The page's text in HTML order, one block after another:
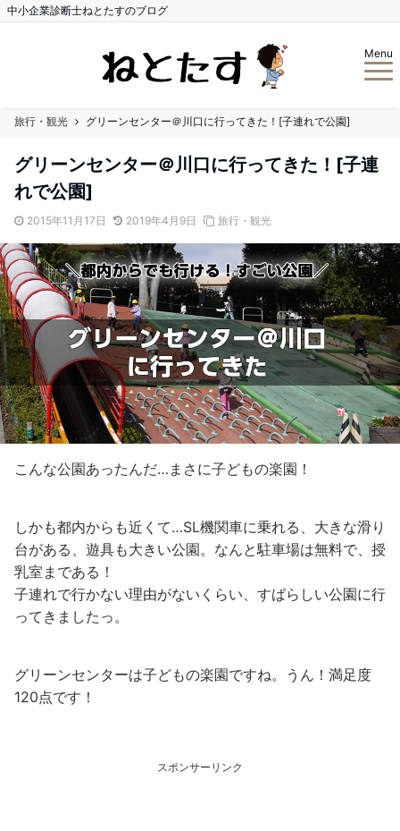
中小企業診断士ねとたすのブログ
Menu
旅行・観光 グリーンセンター＠川口に行ってきた！[子連れで公園]
グリーンセンター＠川口に行ってきた！[子連
れで公園]
2015年11月17日 2019年4月9日 旅行・観光
こんな公園あったんだ…まさに子どもの楽園！
しかも都内からも近くて…SL機関車に乗れる、大きな滑り
台がある、遊具も大きい公園。なんと駐車場は無料で、授
乳室まである！
子連れで行かない理由がないくらい、すばらしい公園に行
ってきましたっ。
グリーンセンターは子どもの楽園ですね。うん！満足度
120点です！
スポンサーリンク